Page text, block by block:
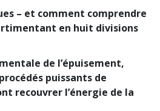
– et comment comprendre
en huit divisions
de l’épuisement,
puissants de
recouvrer l’énergie de la